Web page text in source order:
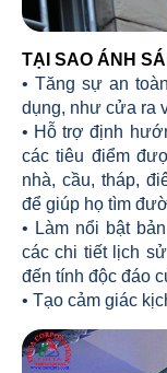
TẠI SAO ÁNH
• Tăng sự an
dụng, như cửa ra
• Hỗ trợ định
các tiêu điểm
nhà, cầu, tháp,
để giúp họ tìm
• Làm nổi bật
các chi tiết lịch
đến tính độc đáo
• Tạo cảm giác